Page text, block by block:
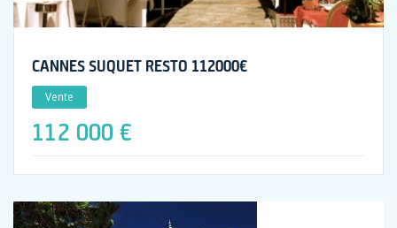
CANNES SUQUET RESTO 112000€
Vente
112 000 €